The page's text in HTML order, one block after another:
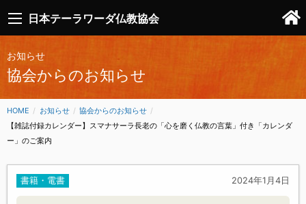
日本テーラワーダ仏教協会
お知らせ
協会からのお知らせ
HOME お知らせ
協会からのお知らせ
CURRENT:
【雑誌付録カレンダー】スマナサーラ長老の「心を磨く仏教の言葉」付き「カレンダ
ー」のご案内
書籍・電書 2024年1月4日